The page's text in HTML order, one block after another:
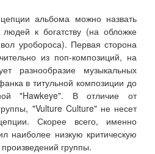
альбома можно назвать
к богатству (на обложке
уробороса). Первая сторона
из поп-композиций, на
разнообразие музыкальных
в титульной композиции до
"Hawkeye". В отличие от
"Vulture Culture" не несет
Скорее всего, именно
наиболее низкую критическую
группы.